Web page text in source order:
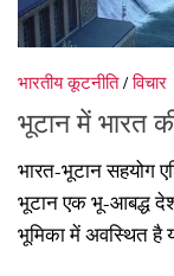
भारतीय कूटनीति/विचार
भूटान में भारत
भारत-भूटान सहयोग
भूटान एक भू-आबद्ध
भूमिका में अवस्थित है